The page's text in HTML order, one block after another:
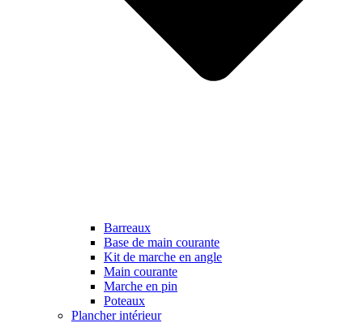
Barreaux
Base de main courante
Kit de marche en angle
Main courante
Marche en pin
Poteaux
Plancher intérieur